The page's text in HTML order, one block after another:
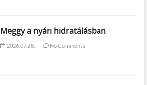
Meggy a nyári hidratálásban
2026.07.28. No Comments